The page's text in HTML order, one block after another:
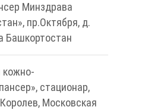
Минздрава
пр.Октября, д.
Башкортостан
кожно-
стационар,
Московская